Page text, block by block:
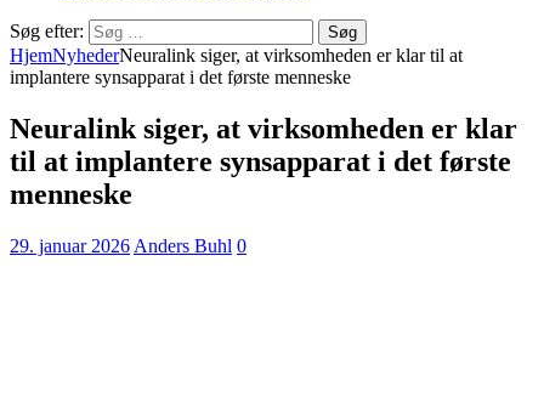
Søg efter:
HjemNyhederNeuralink siger, at virksomheden er klar til at
implantere synsapparat i det første menneske
Neuralink siger, at virksomheden er klar
til at implantere synsapparat i det første
menneske
29. januar 2026 Anders Buhl 0